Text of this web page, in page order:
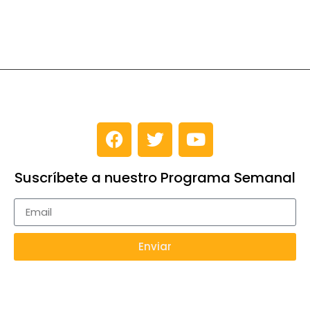
Suscríbete a nuestro Programa Semanal
Enviar